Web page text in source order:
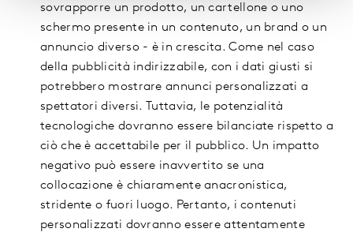
sovrapporre un prodotto, un cartellone o uno
schermo presente in un contenuto, un brand o un
annuncio diverso - è in crescita. Come nel caso
della pubblicità indirizzabile, con i dati giusti si
potrebbero mostrare annunci personalizzati a
spettatori diversi. Tuttavia, le potenzialità
tecnologiche dovranno essere bilanciate rispetto a
ciò che è accettabile per il pubblico. Un impatto
negativo può essere inavvertito se una
collocazione è chiaramente anacronistica,
stridente o fuori luogo. Pertanto, i contenuti
personalizzati dovranno essere attentamente